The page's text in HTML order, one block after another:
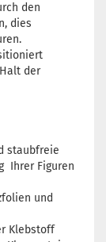
den
dies
der
staubfreie
Ihrer Figuren
und
Klebstoff